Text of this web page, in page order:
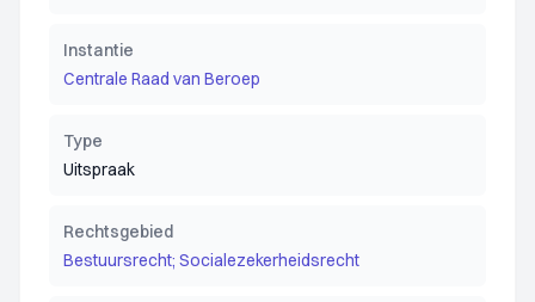
Instantie
Centrale Raad van Beroep
Type
Uitspraak
Rechtsgebied
Bestuursrecht; Socialezekerheidsrecht